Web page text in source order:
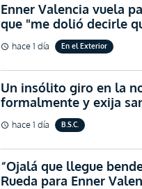
Enner Valencia vuela
que "me dolió decirle
schedule hace 1 día En el Exterior
Un insólito giro en la
formalmente y exija
schedule hace 1 día B.S.C.
“Ojalá que llegue
Rueda para Enner